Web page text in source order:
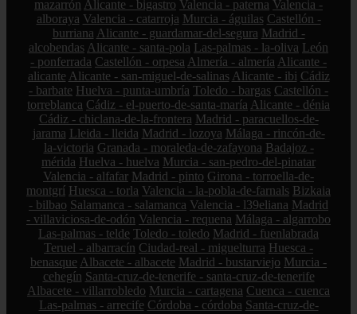
mazarrón Alicante - bigastro Valencia - paterna Valencia -
alboraya Valencia - catarroja Murcia - águilas Castellón -
burriana Alicante - guardamar-del-segura Madrid -
alcobendas Alicante - santa-pola Las-palmas - la-oliva León
- ponferrada Castellón - orpesa Almería - almería Alicante -
alicante Alicante - san-miguel-de-salinas Alicante - ibi Cádiz
- barbate Huelva - punta-umbría Toledo - bargas Castellón -
torreblanca Cádiz - el-puerto-de-santa-maría Alicante - dénia
Cádiz - chiclana-de-la-frontera Madrid - paracuellos-de-
jarama Lleida - lleida Madrid - lozoya Málaga - rincón-de-
la-victoria Granada - moraleda-de-zafayona Badajoz -
mérida Huelva - huelva Murcia - san-pedro-del-pinatar
Valencia - alfafar Madrid - pinto Girona - torroella-de-
montgrí Huesca - torla Valencia - la-pobla-de-farnals Bizkaia
- bilbao Salamanca - salamanca Valencia - l39eliana Madrid
- villaviciosa-de-odón Valencia - requena Málaga - algarrobo
Las-palmas - telde Toledo - toledo Madrid - fuenlabrada
Teruel - albarracín Ciudad-real - miguelturra Huesca -
benasque Albacete - albacete Madrid - bustarviejo Murcia -
cehegín Santa-cruz-de-tenerife - santa-cruz-de-tenerife
Albacete - villarrobledo Murcia - cartagena Cuenca - cuenca
Las-palmas - arrecife Córdoba - córdoba Santa-cruz-de-